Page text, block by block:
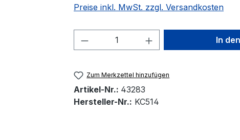
Preise inkl. MwSt. zzgl. Versandkosten
Produkt Anzahl: Gib den
In
Zum Merkzettel hinzufügen
Artikel-Nr.: 43283
Hersteller-Nr.: KC514